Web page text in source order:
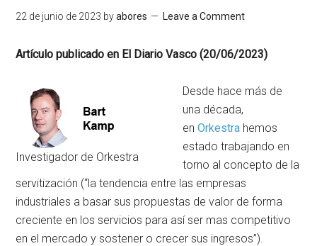
22 de junio de 2023 byabores Leave a Comment
Artículo publicado en El Diario Vasco (20/06/2023)
Investigador de Orkestra
Desde hace más de
una década,
enOrkestra hemos
estado trabajando en
torno al concepto de la
servitización (“la tendencia entre las empresas
industriales a basar sus propuestas de valor de forma
creciente en los servicios para así ser mas competitivo
en el mercado y sostener o crecer sus ingresos”).